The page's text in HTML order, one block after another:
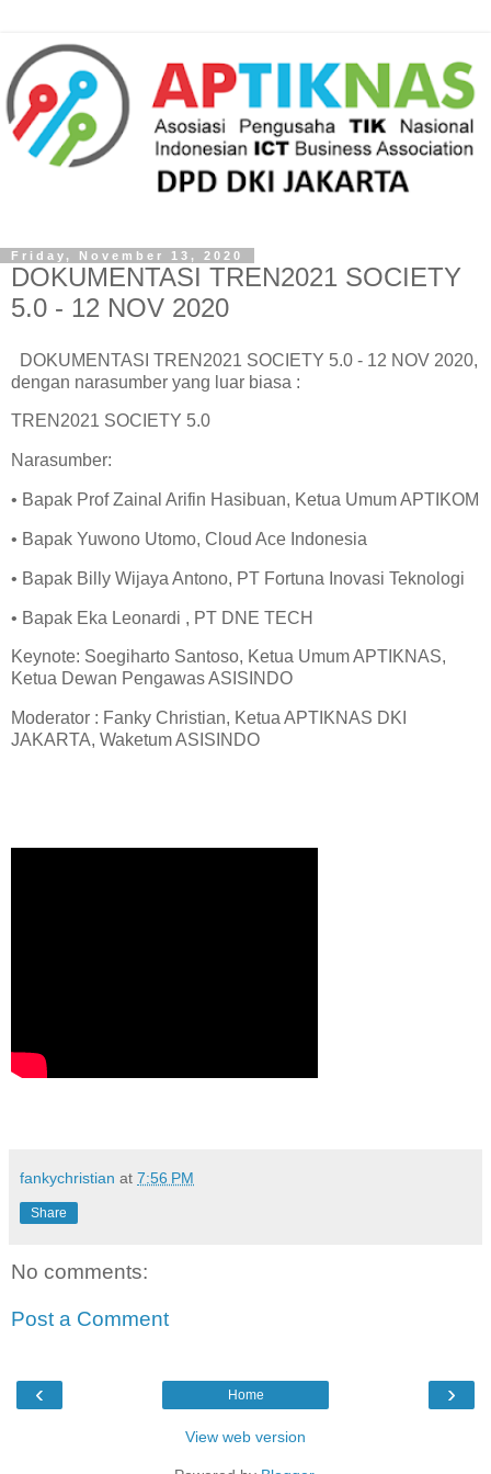
Friday, November 13, 2020
DOKUMENTASI TREN2021 SOCIETY
5.0 - 12 NOV 2020
DOKUMENTASI TREN2021 SOCIETY 5.0 - 12 NOV 2020,
dengan narasumber yang luar biasa :
TREN2021 SOCIETY 5.0
Narasumber:
• Bapak Prof Zainal Arifin Hasibuan, Ketua Umum APTIKOM
• Bapak Yuwono Utomo, Cloud Ace Indonesia
• Bapak Billy Wijaya Antono, PT Fortuna Inovasi Teknologi
• Bapak Eka Leonardi , PT DNE TECH
Keynote: Soegiharto Santoso, Ketua Umum APTIKNAS,
Ketua Dewan Pengawas ASISINDO
Moderator : Fanky Christian, Ketua APTIKNAS DKI
JAKARTA, Waketum ASISINDO
fankychristian at 7:56 PM
Share
No comments:
Post a Comment
‹ ›
Home
View web version